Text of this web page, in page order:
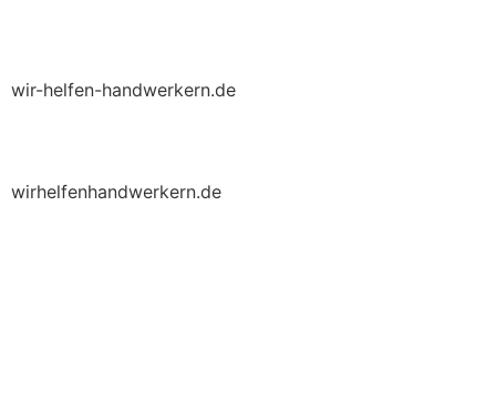
wir-helfen-handwerkern.de
wirhelfenhandwerkern.de